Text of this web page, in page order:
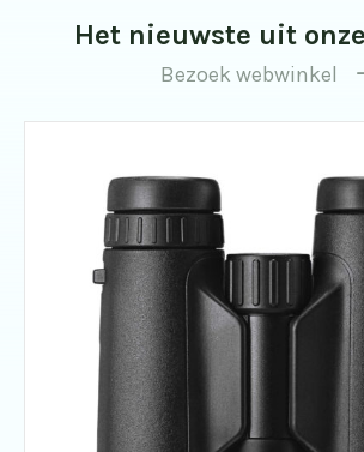
Het nieuwste uit
Bezoek webwinkel